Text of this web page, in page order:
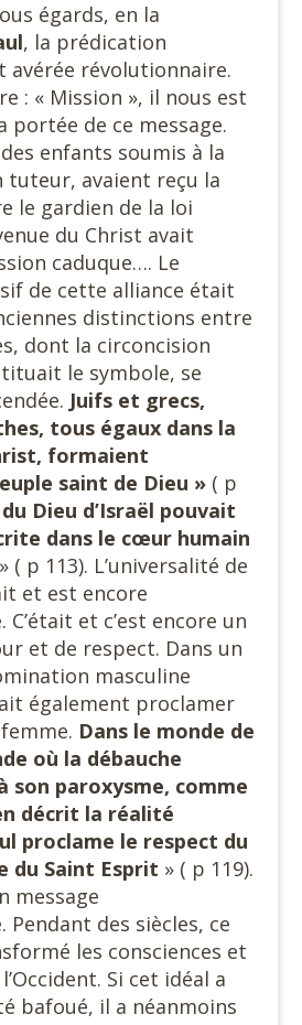
égards, en la
, la prédication
avérée révolutionnaire.
: « Mission », il nous est
de ce message.
enfants soumis à la
tuteur, avaient reçu la
le gardien de la loi
du Christ avait
caduque…. Le
de cette alliance était
distinctions entre
dont la circoncision
le symbole, se
Juifs et grecs,
tous égaux dans la
formaient
saint de Dieu » ( p
Dieu d’Israël pouvait
dans le cœur humain
» ( p 113). L’universalité de
et est encore
et c’est encore un
et de respect. Dans un
masculine
également proclamer
Dans le monde de
où la débauche
son paroxysme, comme
décrit la réalité
proclame le respect du
du Saint Esprit » ( p 119).
message
des siècles, ce
les consciences et
Si cet idéal a
bafoué, il a néanmoins